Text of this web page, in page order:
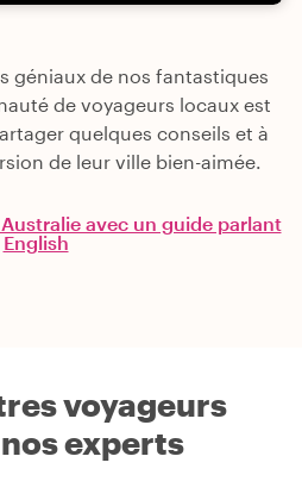
géniaux de nos fantastiques
de voyageurs locaux est
quelques conseils et à
de leur ville bien-aimée.
avec un guide parlant
English
voyageurs
experts